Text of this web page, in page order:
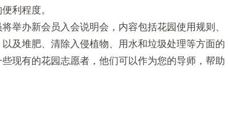
利程度。
举办新会员入会说明会，内容包括花园使用规则、
及堆肥、清除入侵植物、用水和垃圾处理等方面的
现有的花园志愿者，他们可以作为您的导师，帮助